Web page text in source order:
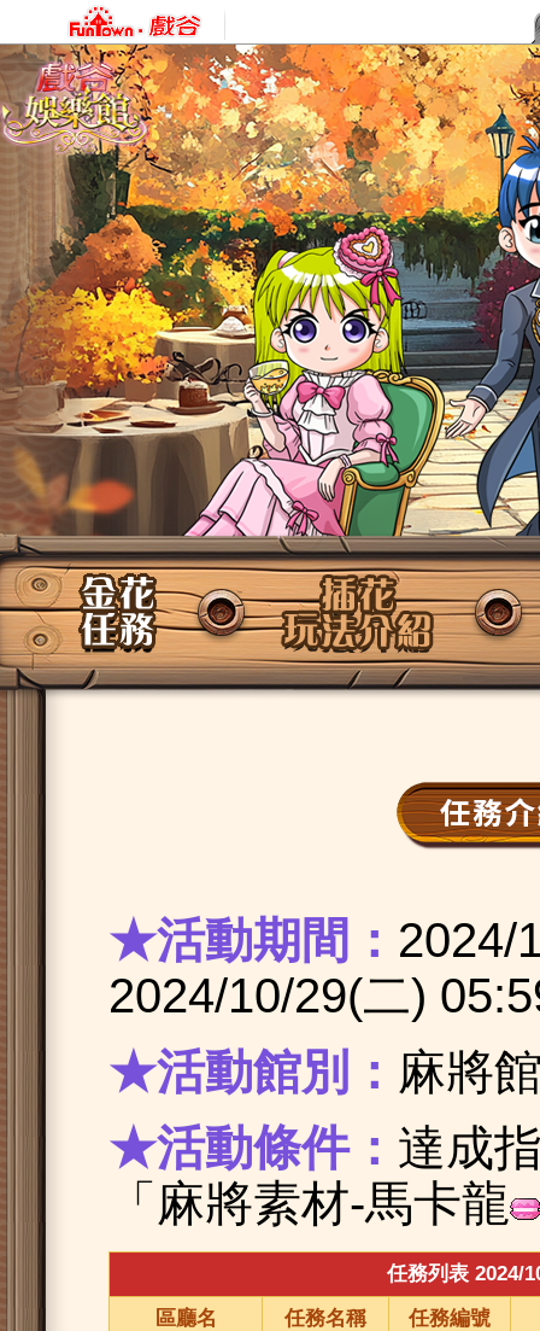
★活動期間： 2024/
2024/10/29(二)
★活動館別： 麻將
★活動條件： 達成
「麻將素材-馬卡龍
任務列表 2024/
區廳名
任務名稱 任務編號